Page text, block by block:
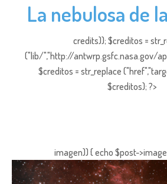
La nebulosa de
credits)); $creditos =
("lib/","http://antwrp.gsfc.nasa.gov/
$creditos = str_replace
$creditos); ?>
imagen)) { echo $post-